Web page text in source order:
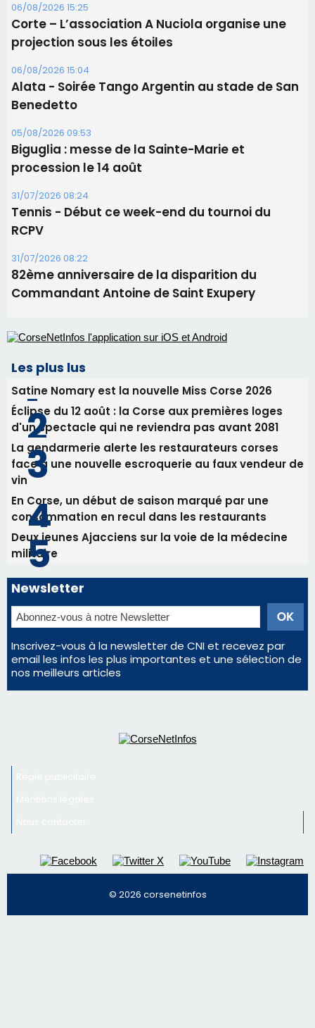
06/08/2026 15:25
Corte – L’association A Nuciola organise une
projection sous les étoiles
06/08/2026 15:04
Alata - Soirée Tango Argentin au stade de San
Benedetto
05/08/2026 09:53
Biguglia : messe de la Sainte-Marie et
procession le 14 août
31/07/2026 08:24
Tennis - Début ce week-end du tournoi du
RCPV
31/07/2026 08:22
82ème anniversaire de la disparition du
Commandant Antoine de Saint Exupery
Les plus lus
Satine Nomary est la nouvelle Miss Corse 2026
Éclipse du 12 août : la Corse aux premières loges
d'un spectacle qui ne reviendra pas avant 2081
La gendarmerie alerte les restaurateurs corses
face à une nouvelle escroquerie au faux vendeur de
vin
En Corse, un début de saison marqué par une
consommation en recul dans les restaurants
Deux jeunes Ajacciens sur la voie de la médecine
militaire
Newsletter
Inscrivez-vous à la newsletter de CNI et recevez par
email les infos les plus importantes et une sélection de
nos meilleurs articles
© 2026 corsenetinfos